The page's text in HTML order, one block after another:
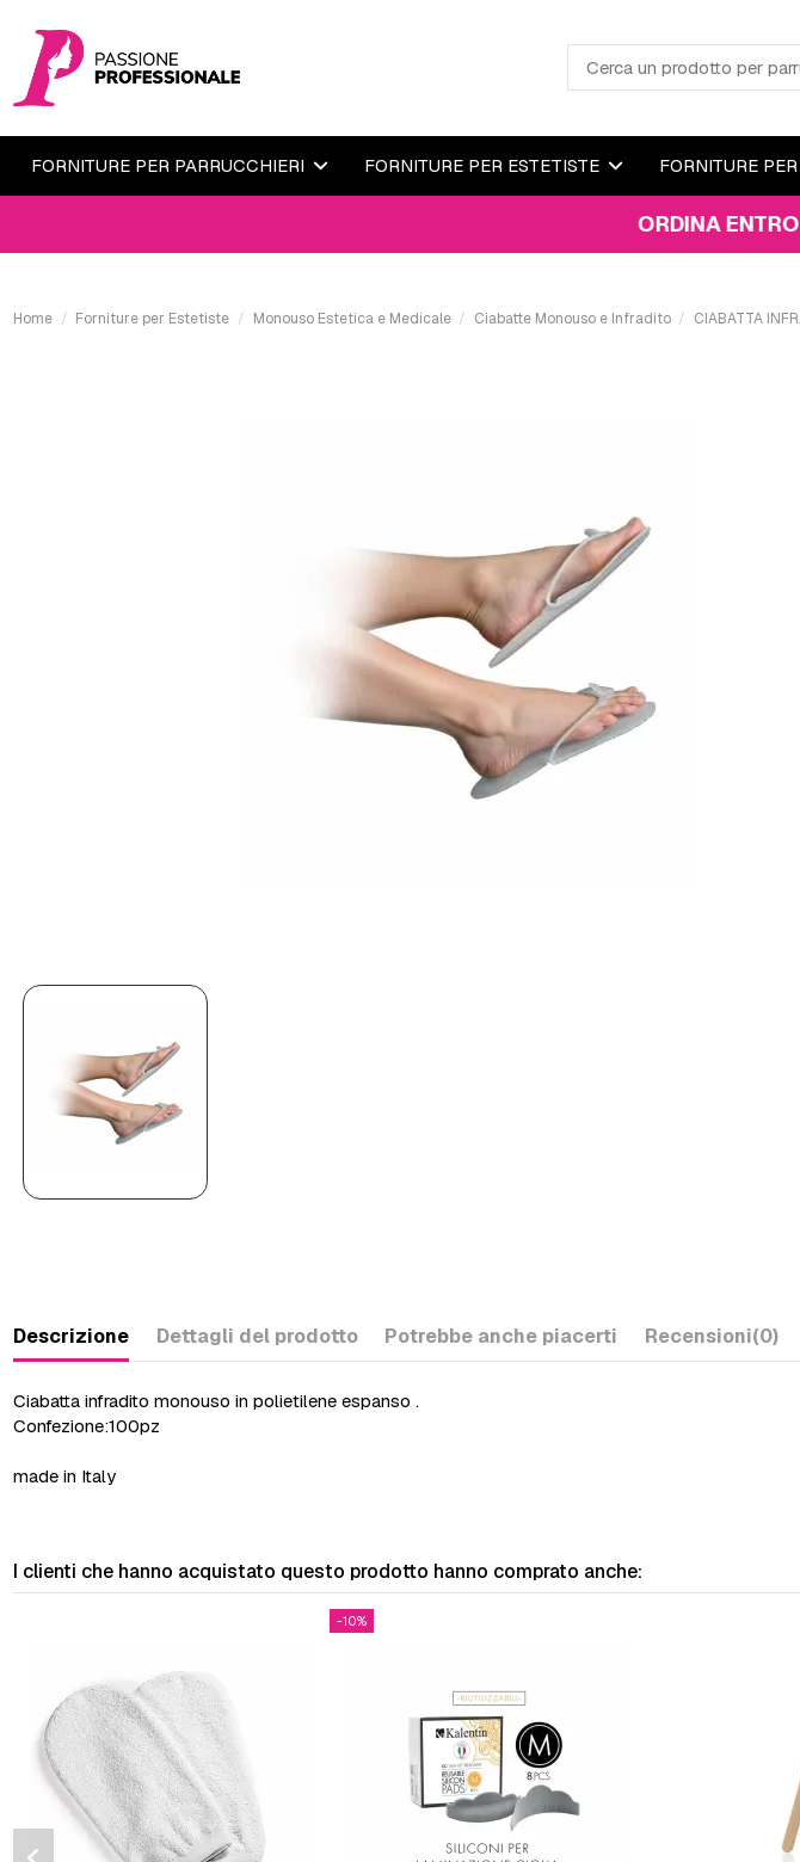
FORNITURE PER PARRUCCHIERI FORNITURE PER ESTETISTE FORNITURE
ORDINA ENTRO IL 10
Home Forniture per Estetiste Monouso Estetica e Medicale Ciabatte Monouso e Infradito CIABATTA
Descrizione Dettagli del prodotto Potrebbe anche piacerti Recensioni(0)
Ciabatta infradito monouso in polietilene espanso .
Confezione:100pz
made in Italy
I clienti che hanno acquistato questo prodotto hanno comprato anche:
-10%